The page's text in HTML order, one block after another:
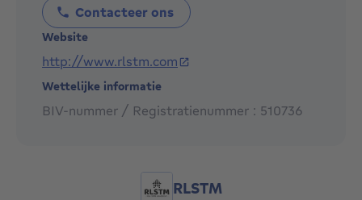
Contacteer ons
Website
http://www.rlstm.com
Wettelijke informatie
BIV-nummer / Registratienummer : 510736
RLSTM